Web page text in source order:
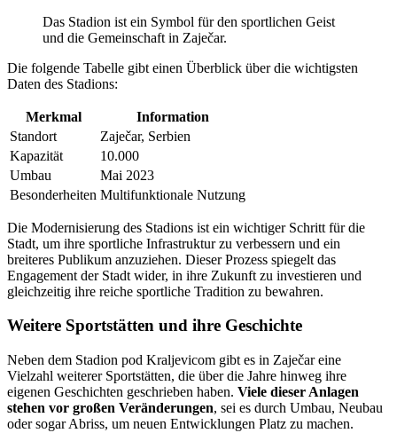
Das Stadion ist ein Symbol für den sportlichen Geist
und die Gemeinschaft in Zaječar.
Die folgende Tabelle gibt einen Überblick über die wichtigsten
Daten des Stadions:
Merkmal
Information
Standort
Zaječar, Serbien
Kapazität
10.000
Umbau
Mai 2023
Besonderheiten Multifunktionale Nutzung
Die Modernisierung des Stadions ist ein wichtiger Schritt für die
Stadt, um ihre sportliche Infrastruktur zu verbessern und ein
breiteres Publikum anzuziehen. Dieser Prozess spiegelt das
Engagement der Stadt wider, in ihre Zukunft zu investieren und
gleichzeitig ihre reiche sportliche Tradition zu bewahren.
Weitere Sportstätten und ihre Geschichte
Neben dem Stadion pod Kraljevicom gibt es in Zaječar eine
Vielzahl weiterer Sportstätten, die über die Jahre hinweg ihre
eigenen Geschichten geschrieben haben. Viele dieser Anlagen
stehen vor großen Veränderungen, sei es durch Umbau, Neubau
oder sogar Abriss, um neuen Entwicklungen Platz zu machen.